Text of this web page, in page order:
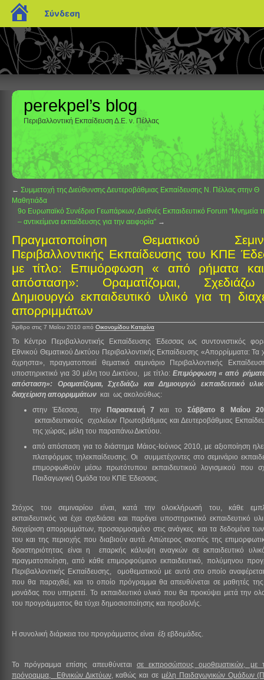
blogs.sch.gr
Σύνδεση
perekpel’s blog
Περιβαλλοντική Εκπαίδευση Δ.Ε. ν. Πέλλας
← Συμμετοχή της Διεύθυνσης Δευτεροβάθμιας Εκπαίδευσης Ν. Πέλλας στην Θ
Μαθητιάδα
9ο Ευρωπαϊκό Συνέδριο Γεωπάρκων, Διεθνές Εκπαιδευτικό Forum “Μνημεία
– αντικείμενα εκπαίδευσης για την αειφορία” →
Πραγματοποίηση Θεματικού
Περιβαλλοντικής Εκπαίδευσης του ΚΠΕ
με τίτλο: Επιμόρφωση « από ρήματα
απόσταση»: Οραματίζομαι,
Δημιουργώ εκπαιδευτικό υλικό για τη
απορριμμάτων
Άρθρο στις 7 Μαΐου 2010 από Οικονομίδου Κατερίνα
Το Κέντρο Περιβαλλοντικής Εκπαίδευσης Έδεσσας ως συντονιστικός
Εθνικού Θεματικού Δικτύου Περιβαλλοντικής Εκπαίδευσης «Απορρίμματα:
άχρηστα», πραγματοποιεί θεματικό σεμινάριο Περιβαλλοντικής
υποστηρικτικό για 30 μέλη του Δικτύου, με τίτλο:Επιμόρφωση « από
απόσταση»: Οραματίζομαι, Σχεδιάζω και Δημιουργώ εκπαιδευτικό
διαχείριση απορριμμάτων και ως ακολούθως:
στην Έδεσσα, την Παρασκευή 7 και τοΣάββατο 8 Μαΐου
εκπαιδευτικούς σχολείων Πρωτοβάθμιας και Δευτεροβάθμιας
της χώρας, μέλη του παραπάνω Δικτύου.
από απόσταση για το διάστημα Μάιος-Ιούνιος 2010, με αξιοποίηση
πλατφόρμας τηλεκπαίδευσης. Οι συμμετέχοντες στο σεμινάριο
επιμορφωθούν μέσω πρωτότυπου εκπαιδευτικού λογισμικού που
Παιδαγωγική Ομάδα του ΚΠΕ Έδεσσας.
Στόχος του σεμιναρίου είναι, κατά την ολοκλήρωσή του, κάθε
εκπαιδευτικός να έχει σχεδιάσει και παράγει υποστηρικτικό εκπαιδευτικό
διαχείριση απορριμμάτων, προσαρμοσμένο στις ανάγκες και τα δεδομένα
του και της περιοχής που διαβιούν αυτά. Απώτερος σκοπός της
δραστηριότητας είναι η επαρκής κάλυψη αναγκών σε εκπαιδευτικό
πραγματοποίηση, από κάθε επιμορφούμενο εκπαιδευτικό, πολύμηνου
Περιβαλλοντικής Εκπαίδευσης, ομοθεματικού με αυτό στο οποίο
που θα παραχθεί, και το οποίο πρόγραμμα θα απευθύνεται σε μαθητές της
μονάδας που υπηρετεί. Το εκπαιδευτικό υλικό που θα προκύψει μετά την
του προγράμματος θα τύχει δημοσιοποίησης και προβολής.
Η συνολική διάρκεια του προγράμματος είναι έξι εβδομάδες.
Το πρόγραμμα επίσης απευθύνεται σε εκπροσώπους ομοθεματικών, με
πρόγραμμα, Εθνικών Δικτύων, καθώς και σε μέλη Παιδαγωγικών